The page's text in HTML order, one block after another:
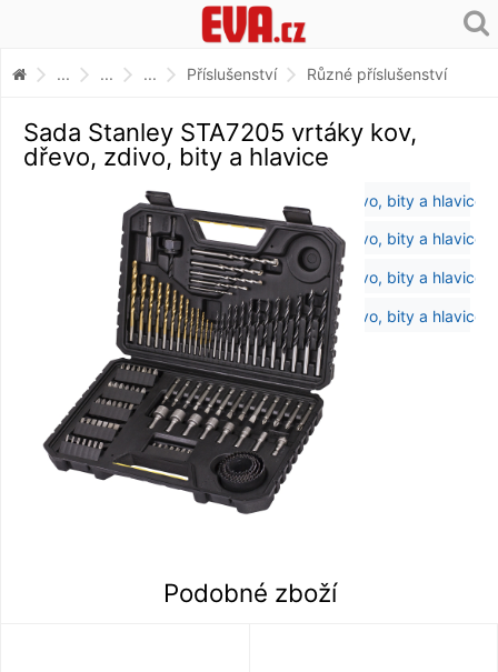
... ... ... Příslušenství Různé příslušenství
Sada Stanley STA7205 vrtáky kov,
dřevo, zdivo, bity a hlavice
Podobné zboží